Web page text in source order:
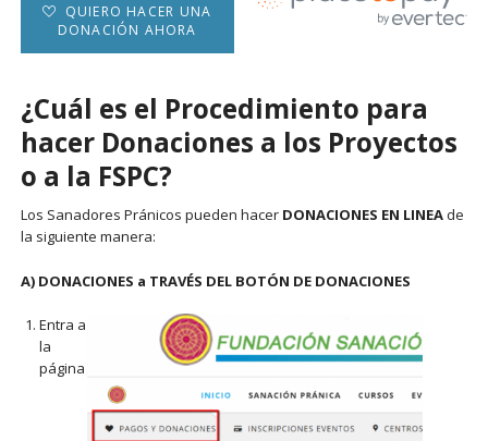
QUIERO HACER UNA
DONACIÓN AHORA
¿Cuál es el Procedimiento para
hacer Donaciones a los Proyectos
o a la FSPC?
Los Sanadores Pránicos pueden hacer DONACIONES EN LINEAde
la siguiente manera:
A) DONACIONES a TRAVÉS DEL BOTÓN DE DONACIONES
Entra a
la
página